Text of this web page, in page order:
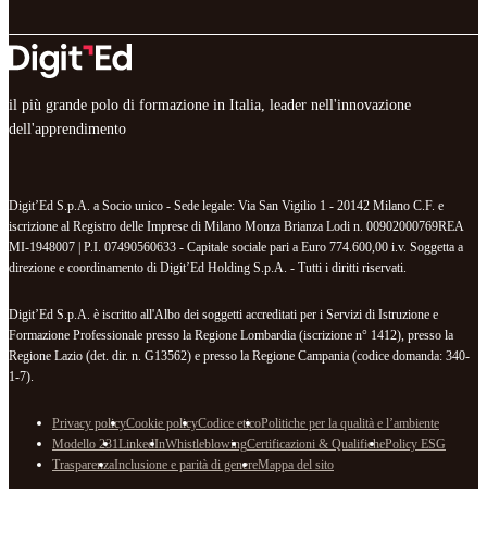
il più grande polo di formazione in Italia, leader nell'innovazione
dell'apprendimento
Digit’Ed S.p.A. a Socio unico - Sede legale: Via San Vigilio 1 - 20142 Milano C.F. e
iscrizione al Registro delle Imprese di Milano Monza Brianza Lodi n. 00902000769REA
MI-1948007 | P.I. 07490560633 - Capitale sociale pari a Euro 774.600,00 i.v. Soggetta a
direzione e coordinamento di Digit’Ed Holding S.p.A. - Tutti i diritti riservati.
Digit’Ed S.p.A. è iscritto all'Albo dei soggetti accreditati per i Servizi di Istruzione e
Formazione Professionale presso la Regione Lombardia (iscrizione n° 1412), presso la
Regione Lazio (det. dir. n. G13562) e presso la Regione Campania (codice domanda: 340-
1-7).
Privacy policyCookie policyCodice eticoPolitiche per la qualità e l’ambiente
Modello 231LinkedInWhistleblowingCertificazioni & QualifichePolicy ESG
TrasparenzaInclusione e parità di genereMappa del sito